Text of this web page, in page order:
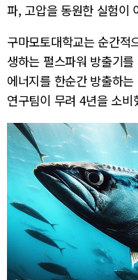
파, 고압을 동원한 실험이
구마모토대학교는 순간적
생하는 펄스파워 방출기
에너지를 한순간 방출하
연구팀이 무려 4년을 소비